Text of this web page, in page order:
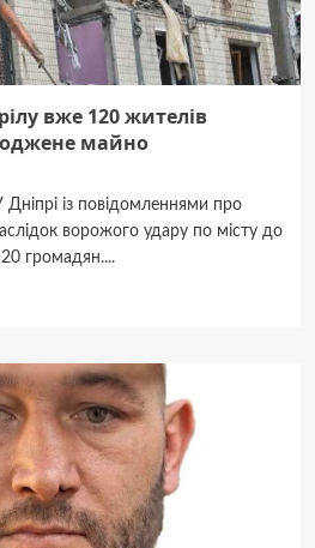
вже 120 жителів
майно
із повідомленнями про
ворожого удару по місту до
громадян....